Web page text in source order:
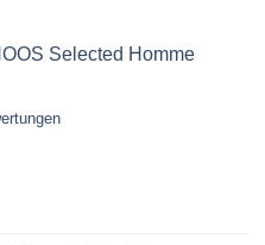
Selected Homme